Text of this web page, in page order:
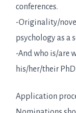
conferences.
-Originality/
psychology as a
-And who is/are
his/her/their
Application